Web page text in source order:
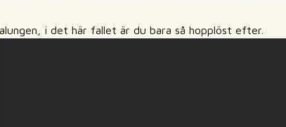
i det här fallet är du bara så hopplöst efter.